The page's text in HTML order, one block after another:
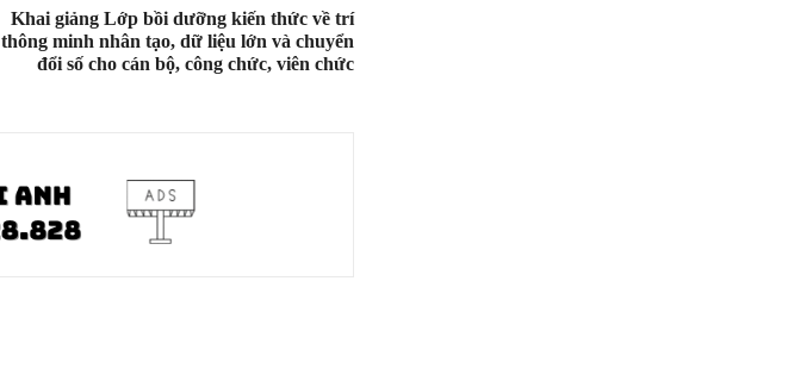
Khai giảng Lớp bồi dưỡng kiến thức về trí
thông minh nhân tạo, dữ liệu lớn và chuyển
đổi số cho cán bộ, công chức, viên chức